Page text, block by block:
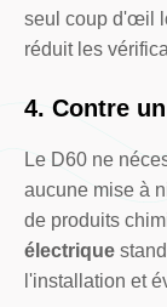
seul coup d'œil
réduit les
4. Contre
Le D60 ne
aucune mise à
de produits
électrique
l'installation et